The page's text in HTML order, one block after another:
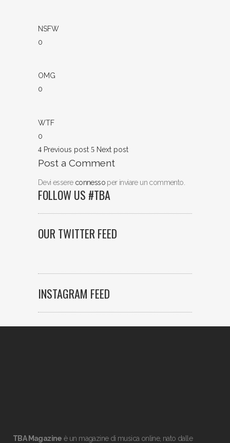
NSFW
0
OMG
0
WTF
0
Previous post
Next post
Post a Comment
Devi essere connesso per inviare un commento.
FOLLOW US #TBA
OUR TWITTER FEED
INSTAGRAM FEED
TBA Magazine è un magazine di musica online, nato dalle